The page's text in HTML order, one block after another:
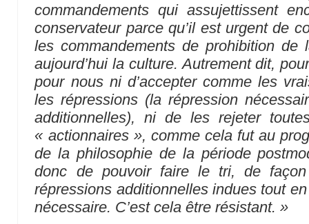
commandements qui assujettissent
conservateur parce qu’il est urgent de
les commandements de prohibition de
aujourd’hui la culture. Autrement dit,
pour nous ni d’accepter comme les
les répressions (la répression
additionnelles), ni de les rejeter
« actionnaires », comme cela fut au
de la philosophie de la période
donc de pouvoir faire le tri, de
répressions additionnelles indues tout
nécessaire. C’est cela être résistant. »